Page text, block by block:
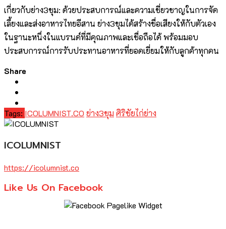
เกี่ยวกับย่าง3ขุม: ด้วยประสบการณ์และความเชี่ยวชาญในการจัด
เลี้ยงและส่งอาหารไทยอีสาน ย่าง3ขุมได้สร้างชื่อเสียงให้กับตัวเอง
ในฐานะหนึ่งในแบรนด์ที่มีคุณภาพและเชื่อถือได้ พร้อมมอบ
ประสบการณ์การรับประทานอาหารที่ยอดเยี่ยมให้กับลูกค้าทุกคน
Share
Tags: ICOLUMNIST.CO ย่าง3ขุม ศิริชัยไก่ย่าง
ICOLUMNIST
https://icolumnist.co
Like Us On Facebook